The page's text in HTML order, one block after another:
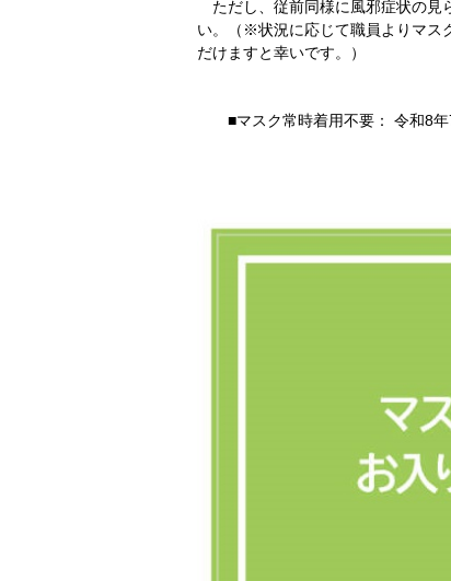
ただし、従前同様に風邪症状の見
い。（※状況に応じて職員よりマス
だけますと幸いです。）
■マスク常時着用不要： 令和8年